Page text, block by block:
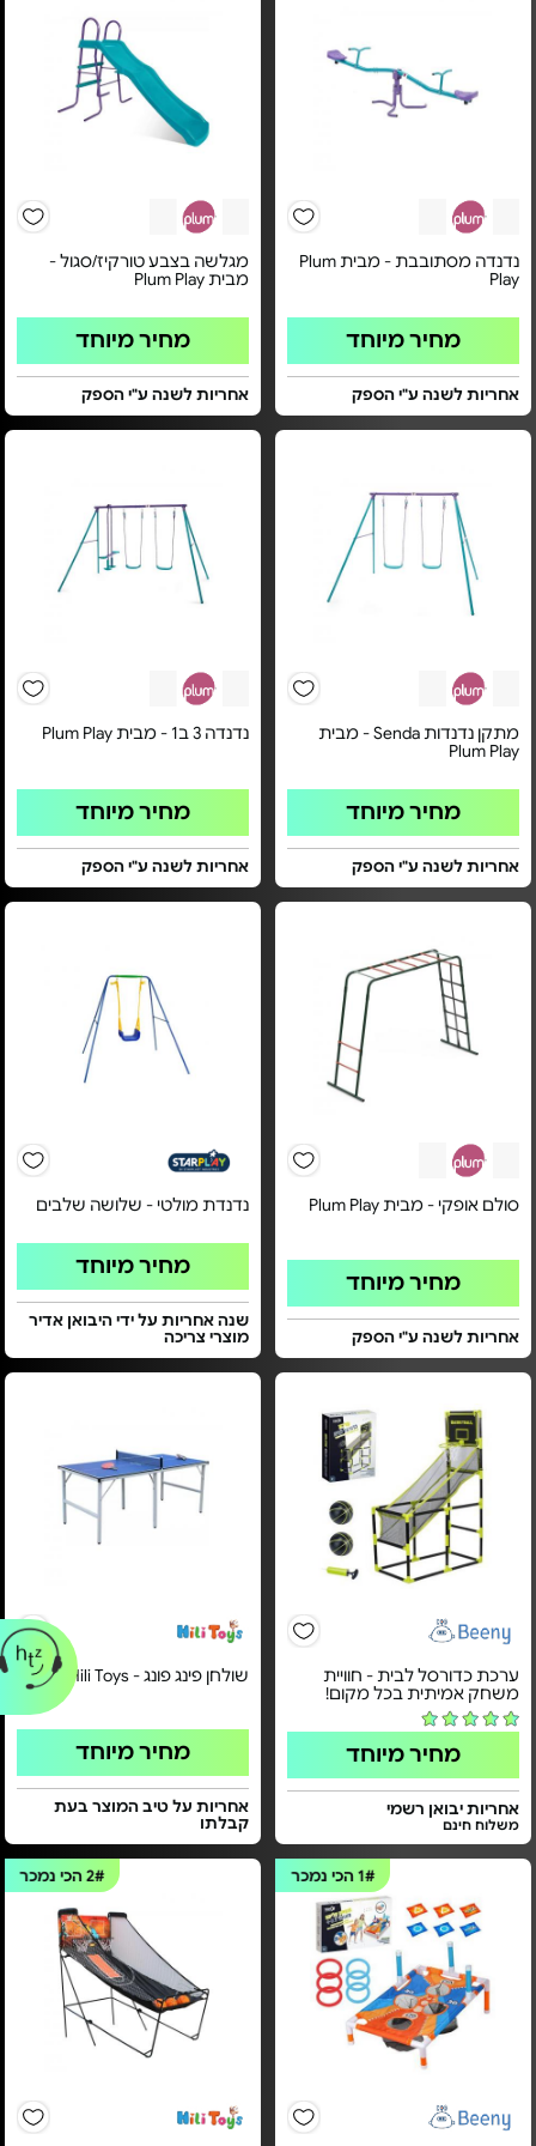
נדנדה מסתובבת - מבית Plum
Play
מחיר מיוחד
אחריות לשנה ע"י הספק
מגלשה בצבע טורקיז/סגול -
מבית Plum Play
מחיר מיוחד
אחריות לשנה ע"י הספק
מתקן נדנדות Senda - מבית
Plum Play
מחיר מיוחד
אחריות לשנה ע"י הספק
נדנדה 3 ב1 - מבית Plum Play
מחיר מיוחד
אחריות לשנה ע"י הספק
סולם אופקי - מבית Plum Play
מחיר מיוחד
אחריות לשנה ע"י הספק
נדנדת מולטי - שלושה שלבים
מחיר מיוחד
שנה אחריות על ידי היבואן אדיר
מוצרי צריכה
ערכת כדורסל לבית - חוויית
משחק אמיתית בכל מקום!
מחיר מיוחד
אחריות יבואן רשמי
משלוח חינם
שולחן פינג פונג - Hili Toys
מחיר מיוחד
אחריות על טיב המוצר בעת
קבלתו
1#הכי נמכר 2#הכי נמכר